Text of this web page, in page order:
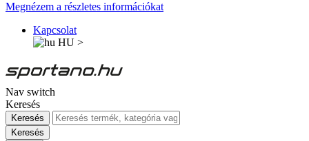
Megnézem a részletes információkat
Kapcsolat
HU >
Nav switch
Keresés
Keresés
Keresés